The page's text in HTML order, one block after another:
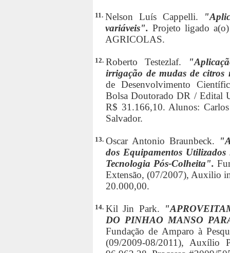
11. Nelson Luís Cappelli.
variáveis". Projeto ligado
AGRICOLAS.
12. Roberto Testezlaf.
irrigação de mudas de
de Desenvolvimento
Bolsa Doutorado DR / Edital
R$ 31.166,10. Alunos:
Salvador.
13. Oscar Antonio Braunbeck.
dos Equipamentos
Tecnologia Pós-Colheita".
Extensão, (07/2007), Auxilio
20.000,00.
14. Kil Jin Park.
DO PINHAO MANSO
Fundação de Amparo à
(09/2009-08/2011), Auxílio